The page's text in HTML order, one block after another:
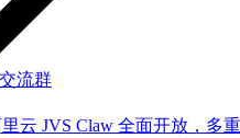
流群
云 JVS Claw 全面开放，多